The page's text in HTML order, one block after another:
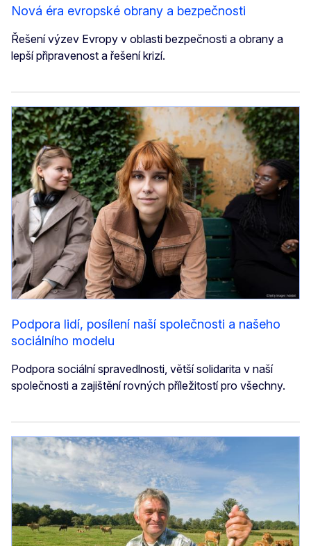
Nová éra evropské obrany a bezpečnosti
Řešení výzev Evropy v oblasti bezpečnosti a obrany a
lepší připravenost a řešení krizí.
Podpora lidí, posílení naší společnosti a našeho
sociálního modelu
Podpora sociální spravedlnosti, větší solidarita v naší
společnosti a zajištění rovných příležitostí pro všechny.